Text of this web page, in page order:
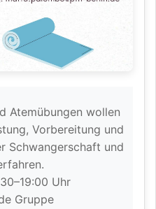
Atemübungen wollen
Vorbereitung und
Schwangerschaft und
Uhr
Gruppe